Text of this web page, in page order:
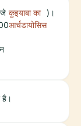
कुइयाबा का
आर्चडायोसिस
)।
है।